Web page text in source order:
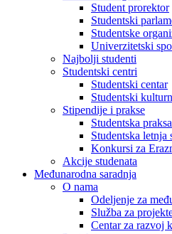
Student prorektor
Studentski
Studentske
Univerzitetski
Najbolji studenti
Studentski centri
Studentski centar
Studentski
Stipendije i prakse
Studentska praksa
Studentska letnja
Konkursi za
Akcije studenata
Međunarodna saradnja
O nama
Odeljenje za
Služba za
Centar za razvoj